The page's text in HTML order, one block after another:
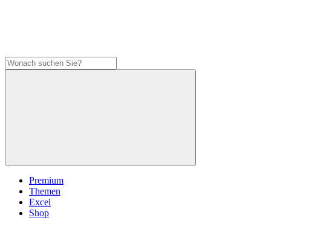
Premium
Themen
Excel
Shop